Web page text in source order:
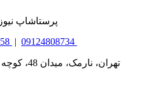
09124808734
تهران، نارمک، میدان 48، کوچه شهید سیاوش، پلاک 16